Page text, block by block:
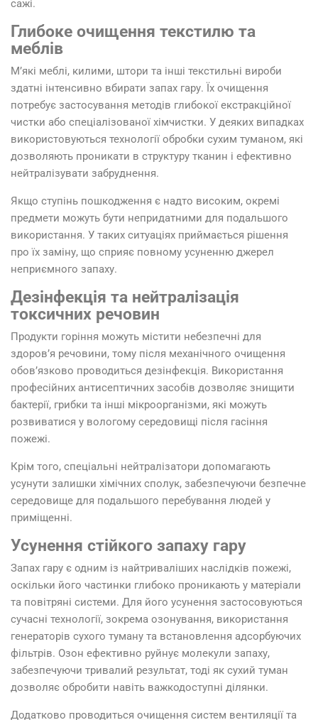
сажі.
Глибоке очищення текстилю та
меблів
М’які меблі, килими, штори та інші текстильні вироби
здатні інтенсивно вбирати запах гару. Їх очищення
потребує застосування методів глибокої екстракційної
чистки або спеціалізованої хімчистки. У деяких випадках
використовуються технології обробки сухим туманом, які
дозволяють проникати в структуру тканин і ефективно
нейтралізувати забруднення.
Якщо ступінь пошкодження є надто високим, окремі
предмети можуть бути непридатними для подальшого
використання. У таких ситуаціях приймається рішення
про їх заміну, що сприяє повному усуненню джерел
неприємного запаху.
Дезінфекція та нейтралізація
токсичних речовин
Продукти горіння можуть містити небезпечні для
здоров’я речовини, тому після механічного очищення
обов’язково проводиться дезінфекція. Використання
професійних антисептичних засобів дозволяє знищити
бактерії, грибки та інші мікроорганізми, які можуть
розвиватися у вологому середовищі після гасіння
пожежі.
Крім того, спеціальні нейтралізатори допомагають
усунути залишки хімічних сполук, забезпечуючи безпечне
середовище для подальшого перебування людей у
приміщенні.
Усунення стійкого запаху гару
Запах гару є одним із найтриваліших наслідків пожежі,
оскільки його частинки глибоко проникають у матеріали
та повітряні системи. Для його усунення застосовуються
сучасні технології, зокрема озонування, використання
генераторів сухого туману та встановлення адсорбуючих
фільтрів. Озон ефективно руйнує молекули запаху,
забезпечуючи тривалий результат, тоді як сухий туман
дозволяє обробити навіть важкодоступні ділянки.
Додатково проводиться очищення систем вентиляції та